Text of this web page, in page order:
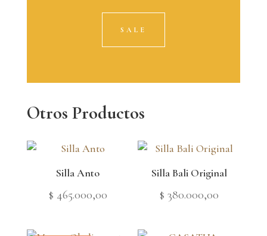
SALE
Otros Productos
Silla Anto
$ 465.000,00
Silla Bali Original
$ 380.000,00